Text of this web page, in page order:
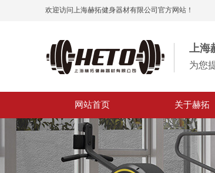
欢迎访问上海赫拓健身器材有限公司官方网站！
上海
为您
网站首页 关于赫拓